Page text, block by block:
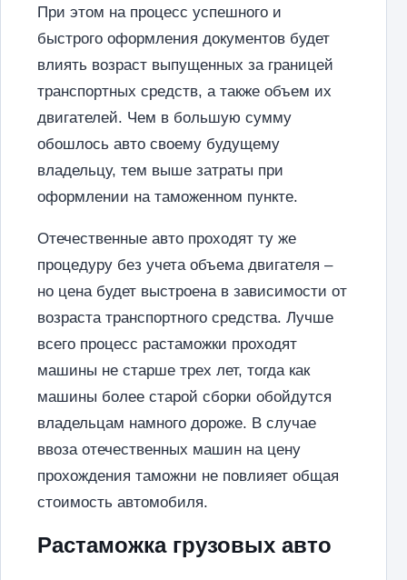
При этом на процесс успешного и
быстрого оформления документов будет
влиять возраст выпущенных за границей
транспортных средств, а также объем их
двигателей. Чем в большую сумму
обошлось авто своему будущему
владельцу, тем выше затраты при
оформлении на таможенном пункте.
Отечественные авто проходят ту же
процедуру без учета объема двигателя –
но цена будет выстроена в зависимости от
возраста транспортного средства. Лучше
всего процесс растаможки проходят
машины не старше трех лет, тогда как
машины более старой сборки обойдутся
владельцам намного дороже. В случае
ввоза отечественных машин на цену
прохождения таможни не повлияет общая
стоимость автомобиля.
Растаможка грузовых авто